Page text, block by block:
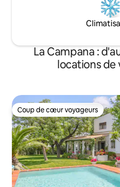
La Campana :
locations de
Coup de cœur voyageurs
Coup de cœur voyageurs